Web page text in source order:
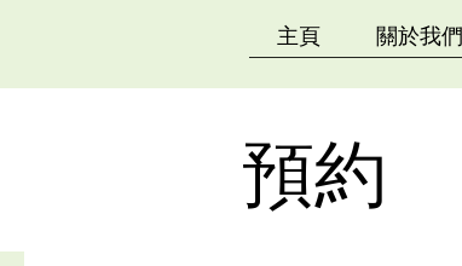
主頁 關於我們
預約